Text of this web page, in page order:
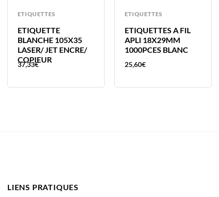
ETIQUETTES
ETIQUETTE
BLANCHE 105X35
LASER/ JET ENCRE/
COPIEUR
37,33€
ETIQUETTES
ETIQUETTES A FIL
APLI 18X29MM
1000PCES BLANC
25,60€
LIENS PRATIQUES